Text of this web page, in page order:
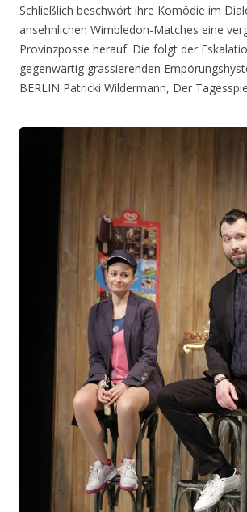
Schließlich beschwört ihre Komödie im
ansehnlichen Wimbledon-Matches eine
Provinzposse herauf. Die folgt der
gegenwärtig grassierenden
BERLIN Patricki Wildermann, Der